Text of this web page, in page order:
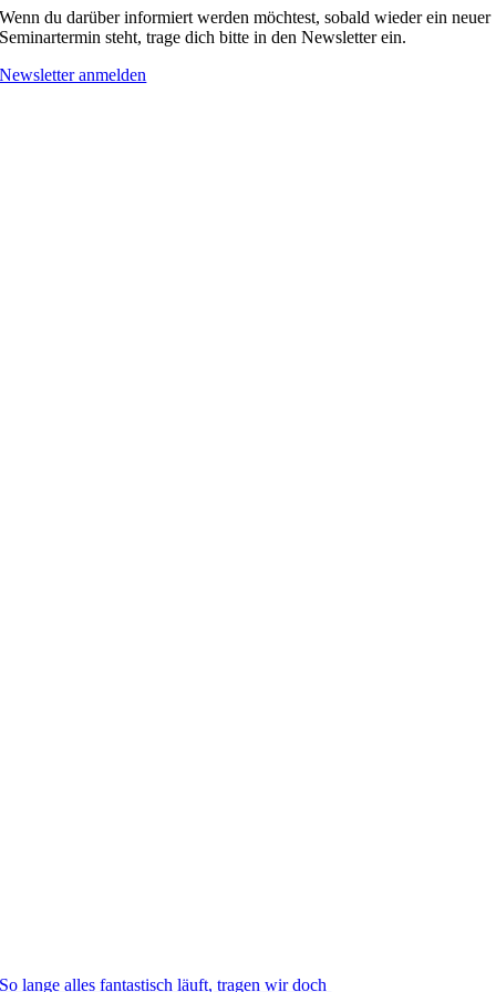
Wenn du darüber informiert werden möchtest, sobald wieder ein neuer
Seminartermin steht, trage dich bitte in den Newsletter ein.
Newsletter anmelden
So lange alles fantastisch läuft, tragen wir doch